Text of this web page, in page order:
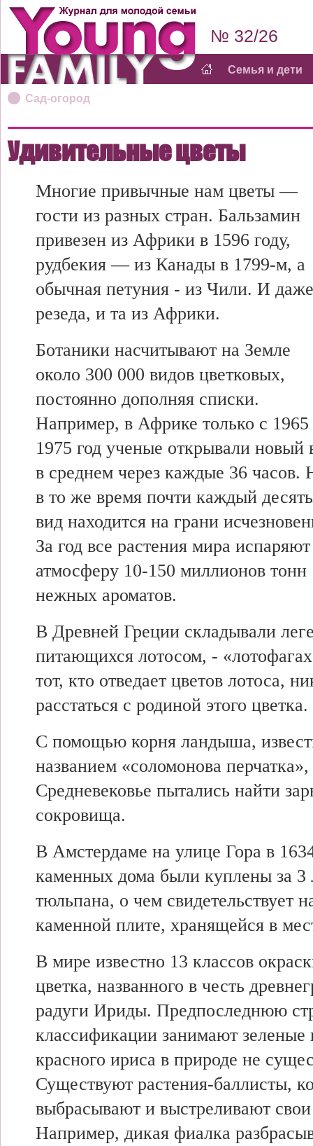
Сад-огород
Удивительные цветы
Многие привычные нам цветы —
гости из разных стран. Бальзамин
привезен из Африки в 1596 году,
рудбекия — из Канады в 1799-м, а
обычная петуния - из Чили. И даже
резеда, и та из Африки.
Ботаники насчитывают на Земле
около 300 000 видов цветковых,
постоянно дополняя списки.
Например, в Африке только с
1975 год ученые открывали новый
в среднем через каждые 36 часов.
в то же время почти каждый
вид находится на грани
За год все растения мира
атмосферу 10-150 миллионов тонн
нежных ароматов.
В Древней Греции складывали
питающихся лотосом, -
тот, кто отведает цветов лотоса,
расстаться с родиной этого цветка.
С помощью корня ландыша,
названием «соломонова перчатка»,
Средневековье пытались найти
сокровища.
В Амстердаме на улице Гора в
каменных дома были куплены за 3
тюльпана, о чем свидетельствует
каменной плите, хранящейся в
В мире известно 13 классов
цветка, названного в честь
радуги Ириды. Предпоследнюю
классификации занимают
красного ириса в природе не
Существуют растения-баллисты,
выбрасывают и выстреливают
Например, дикая фиалка
№ 32/26
Семья и дети